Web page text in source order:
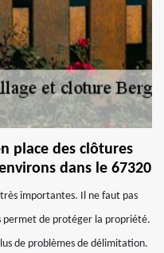
place des clôtures
dans le 67320
importantes. Il ne faut pas
permet de protéger la propriété.
de problèmes de délimitation.